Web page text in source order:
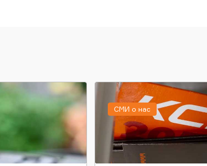
СМИ о нас